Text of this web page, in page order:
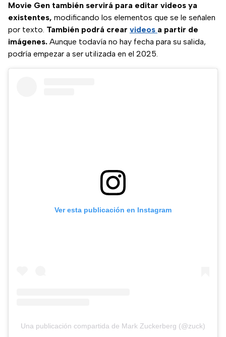
Movie Gen también servirá para editar videos ya
existentes, modificando los elementos que se le señalen
por texto. También podrá crear videos a partir de
imágenes. Aunque todavía no hay fecha para su salida,
podría empezar a ser utilizada en el 2025.
Ver esta publicación en Instagram
Una publicación compartida de Mark Zuckerberg (@zuck)